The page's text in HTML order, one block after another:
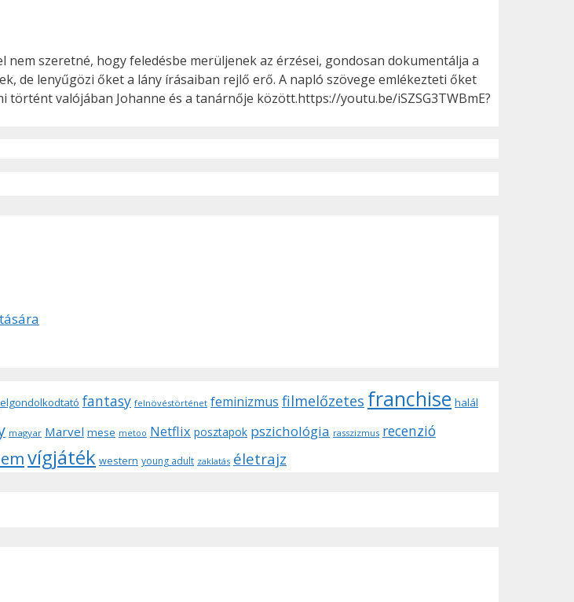
szeretné, hogy feledésbe merüljenek az érzései, gondosan dokumentálja a
de lenyűgözi őket a lány írásaiban rejlő erő. A napló szövege emlékezteti őket
valójában Johanne és a tanárnője között.https://youtu.be/iSZSG3TWBmE?
elgondolkodtató fantasy felnövéstörténet feminizmus filmelőzetes franchise halál
magyar Marvel mese metoo Netflix posztapok pszichológia rasszizmus recenzió
vígjáték western young adult zaklatás életrajz